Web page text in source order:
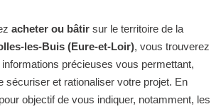
acheter ou bâtir sur le territoire de la
les-Buis (Eure-et-Loir), vous trouverez
précieuses vous permettant,
sécuriser et rationaliser votre projet. En
objectif de vous indiquer, notamment, les